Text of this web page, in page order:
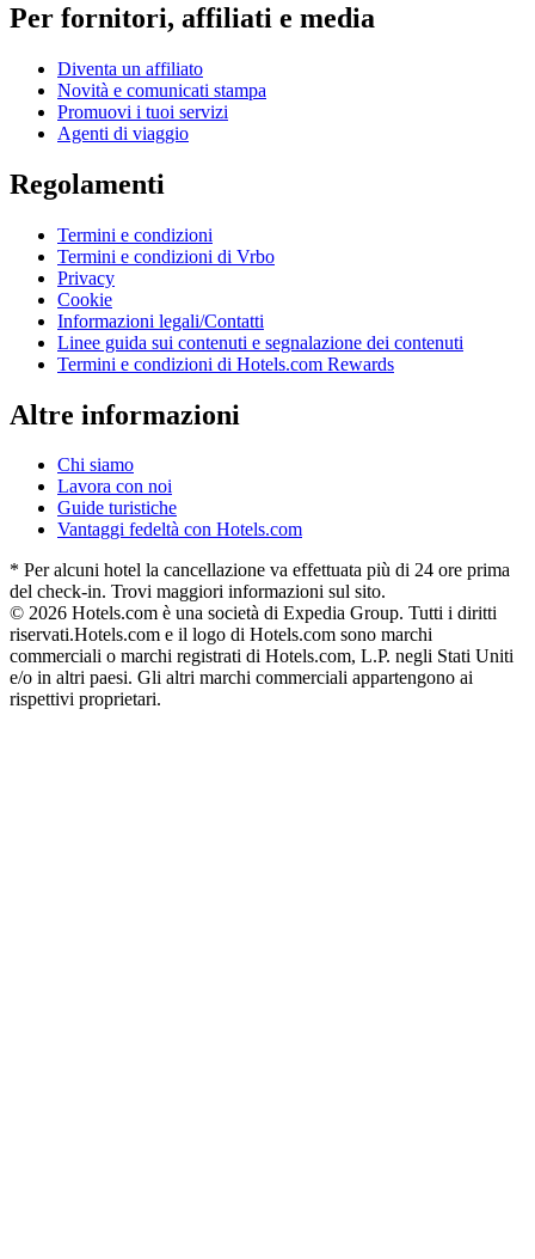
Per fornitori, affiliati e media
Diventa un affiliato
Novità e comunicati stampa
Promuovi i tuoi servizi
Agenti di viaggio
Regolamenti
Termini e condizioni
Termini e condizioni di Vrbo
Privacy
Cookie
Informazioni legali/Contatti
Linee guida sui contenuti e segnalazione dei contenuti
Termini e condizioni di Hotels.com Rewards
Altre informazioni
Chi siamo
Lavora con noi
Guide turistiche
Vantaggi fedeltà con Hotels.com
* Per alcuni hotel la cancellazione va effettuata più di 24 ore prima
del check-in. Trovi maggiori informazioni sul sito.
© 2026 Hotels.com è una società di Expedia Group. Tutti i diritti
riservati.Hotels.com e il logo di Hotels.com sono marchi
commerciali o marchi registrati di Hotels.com, L.P. negli Stati Uniti
e/o in altri paesi. Gli altri marchi commerciali appartengono ai
rispettivi proprietari.